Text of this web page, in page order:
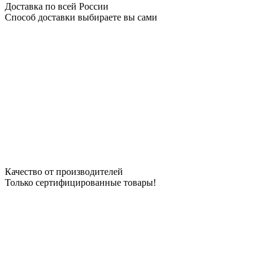
Доставка по всей России
Способ доставки выбираете вы сами
Качество от производителей
Только сертифицированные товары!